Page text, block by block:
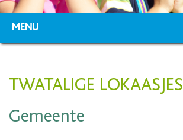
MENU
TWATALIGE LOKAASJES
Gemeente